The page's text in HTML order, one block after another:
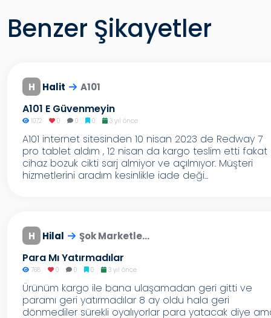
Benzer Şikayetler
H Halit A101
A101 E Güvenmeyin
1072 0 0 0 3 yıl önce
A101 internet sitesinden 10 nisan 2023 de Redway 7
pro tablet aldım , 12 nisan da kargo teslim etti fakat
cihaz bozuk cikti sarj almiyor ve açılmıyor. Müşteri
hizmetlerini aradım kesinlikle iade deği...
H Hilal Şok Marketle...
Para Mı Yatırmadılar
768 0 0 0 3 yıl önce
Ürünüm kargo ile bana ulaşamadan geri gitti ve
paramı geri yatırmadılar 8 ay oldu hala geri
dönmediler sürekli oyalıyorlar para yatacak diye